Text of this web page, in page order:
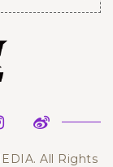
All Rights